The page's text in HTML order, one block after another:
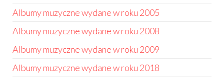
Albumy muzyczne wydane w roku 2005
Albumy muzyczne wydane w roku 2008
Albumy muzyczne wydane w roku 2009
Albumy muzyczne wydane w roku 2018